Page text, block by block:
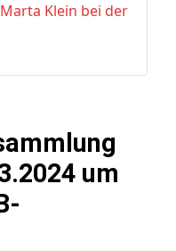
Klein bei der
um